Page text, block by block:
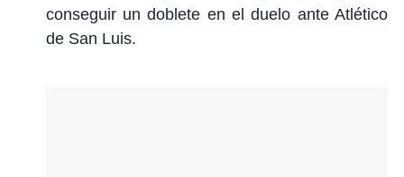
conseguir un doblete en el duelo ante Atlético
de San Luis.